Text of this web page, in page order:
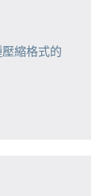
壓縮格式的